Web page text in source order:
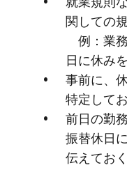
関しての​
例：業
日に​休み
事前に、​
特定して
前日の​勤
振替休日
伝えてお